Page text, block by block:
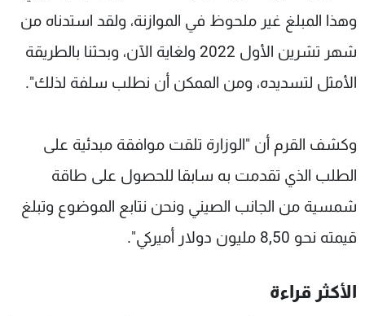
وهذا المبلغ غير ملحوظ في الموازنة، ولقد استدناه من
شهر تشرين الأول 2022 ولغاية الآن، وبحثنا بالطريقة
الأمثل لتسديده، ومن الممكن أن نطلب سلفة لذلك".
وكشف القرم أن "الوزارة تلقت موافقة مبدئية على
الطلب الذي تقدمت به سابقا للحصول على طاقة
شمسية من الجانب الصيني ونحن نتابع الموضوع وتبلغ
قيمته نحو 8,50 مليون دولار أميركي".
الأكثر قراءة